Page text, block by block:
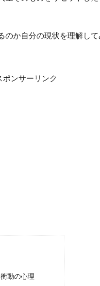
か自分の現状を理解して
ポンサーリンク
動の心理